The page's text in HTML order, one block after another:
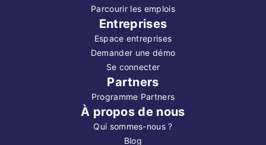
Parcourir les emplois
Entreprises
Espace entreprises
Demander une démo
Se connecter
Partners
Programme Partners
À propos de nous
Qui sommes-nous ?
Blog